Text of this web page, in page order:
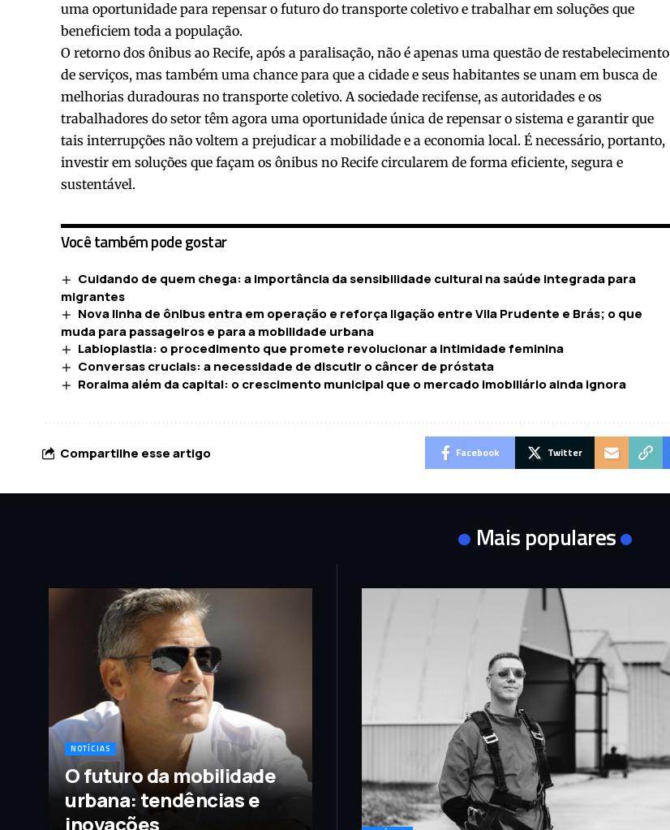
uma oportunidade para repensar o futuro do transporte coletivo e trabalhar em soluções que
beneficiem toda a população.
O retorno dos ônibus ao Recife, após a paralisação, não é apenas uma questão de restabelecimento
de serviços, mas também uma chance para que a cidade e seus habitantes se unam em busca de
melhorias duradouras no transporte coletivo. A sociedade recifense, as autoridades e os
trabalhadores do setor têm agora uma oportunidade única de repensar o sistema e garantir que
tais interrupções não voltem a prejudicar a mobilidade e a economia local. É necessário, portanto,
investir em soluções que façam os ônibus no Recife circularem de forma eficiente, segura e
sustentável.
Você também pode gostar
Cuidando de quem chega: a importância da sensibilidade cultural na saúde integrada para
migrantes
Nova linha de ônibus entra em operação e reforça ligação entre Vila Prudente e Brás; o que
muda para passageiros e para a mobilidade urbana
Labioplastia: o procedimento que promete revolucionar a intimidade feminina
Conversas cruciais: a necessidade de discutir o câncer de próstata
Roraima além da capital: o crescimento municipal que o mercado imobiliário ainda ignora
Compartilhe esse artigo Facebook Twitter
Mais populares
NOTÍCIAS
O futuro da mobilidade
urbana: tendências e
inovações